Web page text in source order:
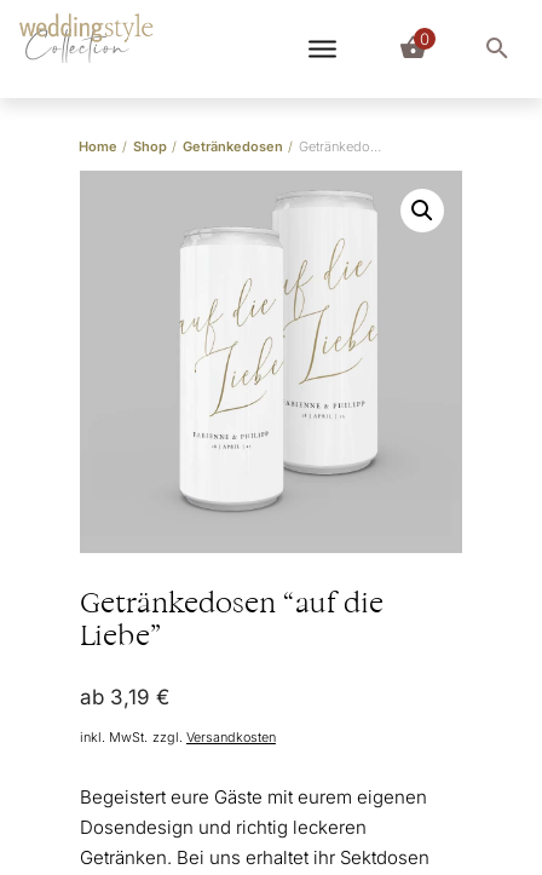
Collection 0
Home / Shop / Getränkedosen / Getränkedosen “auf die Liebe”
Getränkedosen “auf die
Liebe”
ab 3,19 €
inkl. MwSt. zzgl. Versandkosten
Begeistert eure Gäste mit eurem eigenen
Dosendesign und richtig leckeren
Getränken. Bei uns erhaltet ihr Sektdosen